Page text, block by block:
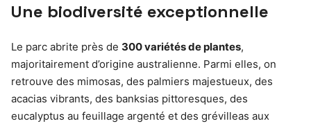
Une biodiversité exceptionnelle
Le parc abrite près de 300 variétés de plantes,
majoritairement d’origine australienne. Parmi elles, on
retrouve des mimosas, des palmiers majestueux, des
acacias vibrants, des banksias pittoresques, des
eucalyptus au feuillage argenté et des grévilleas aux